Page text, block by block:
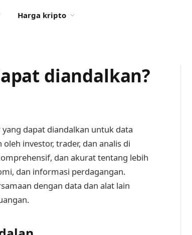
Harga kripto
diandalkan?
dapat diandalkan untuk data
investor, trader, dan analis di
dan akurat tentang lebih
dan informasi perdagangan.
dengan data dan alat lain